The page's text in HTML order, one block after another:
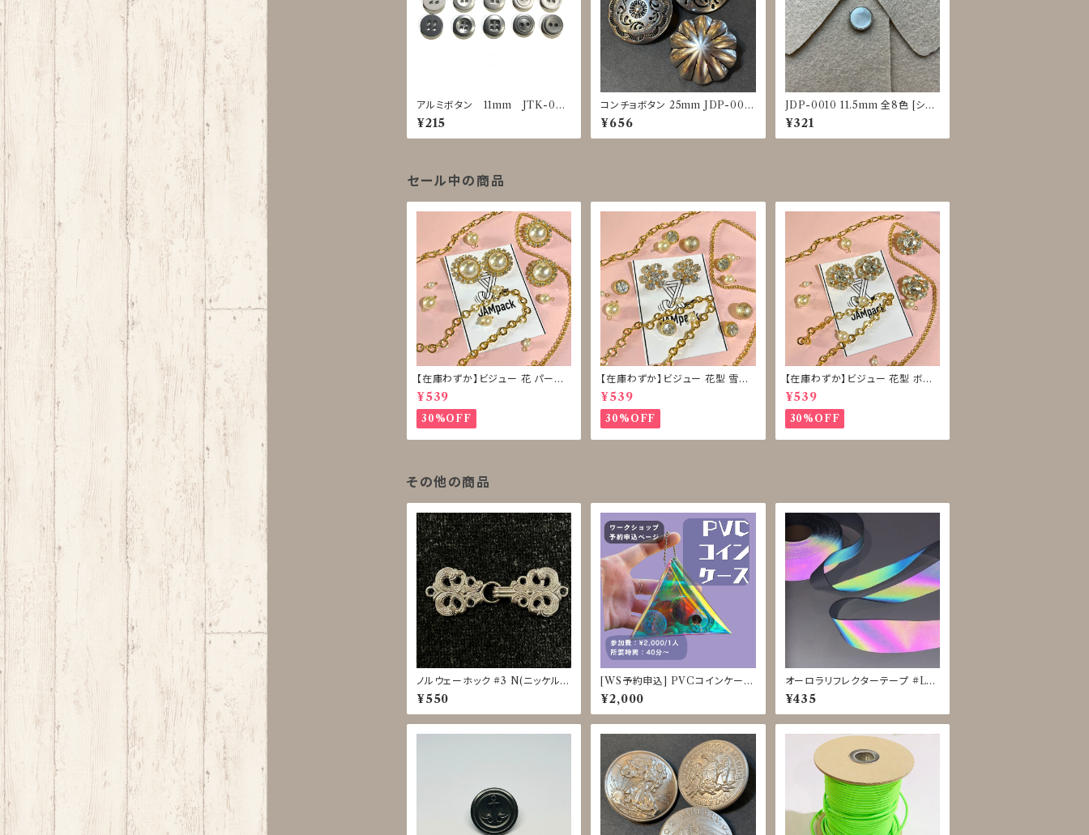
アルミボタン 11mm JTK-002
5～0029
¥215
コンチョボタン 25mm JDP-001
6
¥656
JDP-0010 11.5mm 全8色 [シェ
ル調][裏足ボタン][ブラウス]
¥321
セール中の商品
【在庫わずか】ビジュー 花 パール
ボタン 再販なし
¥539
30%OFF
【在庫わずか】ビジュー 花型 雪型
ボタン 再販なし
¥539
30%OFF
【在庫わずか】ビジュー 花型 ボタ
ン 再販なし
¥539
30%OFF
その他の商品
ノルウェーホック #3 N(ニッケルバ
レル)
¥550
[WS予約申込] PVCコインケース
クラフト体験 8/3-8、8/25-28
¥2,000
オーロラリフレクターテープ #LIG
HTFORCE 黒 25mm◇1ｍ単位
で切り売り
¥435